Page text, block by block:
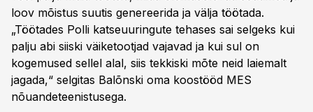
loov mõistus suutis genereerida ja välja töötada.
„Töötades Polli katseuuringute tehases sai selgeks kui
palju abi siiski väiketootjad vajavad ja kui sul on
kogemused sellel alal, siis tekkiski mõte neid laiemalt
jagada,“ selgitas Balõnski oma koostööd MES
nõuandeteenistusega.